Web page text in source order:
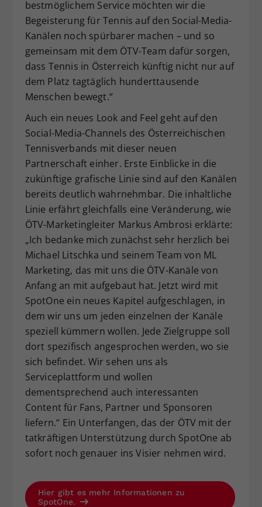
bestmöglichem Service möchten wir die
Begeisterung für Tennis auf den Social-Media-
Kanälen noch spürbarer machen – und so
gemeinsam mit dem ÖTV-Team dafür sorgen,
dass Tennis in Österreich künftig nicht nur auf
dem Platz tagtäglich hunderttausende
Menschen bewegt.“
Auch ein neues Look and Feel geht auf den
Social-Media-Channels des Österreichischen
Tennisverbands mit dieser neuen
Partnerschaft einher. Erste Einblicke in die
zukünftige grafische Linie sind auf den Kanälen
bereits deutlich wahrnehmbar. Die inhaltliche
Linie erfährt gleichfalls eine Veränderung, wie
ÖTV-Marketingleiter Markus Ambrosi erklärte:
„Ich bedanke mich zunächst sehr herzlich bei
Michael Litschka und seinem Team von ML
Marketing, das mit uns die ÖTV-Kanäle von
Anfang an mit aufgebaut hat. Jetzt wird mit
SpotOne ein neues Kapitel aufgeschlagen, in
dem wir uns um jeden einzelnen der Kanäle
speziell kümmern wollen. Jede Zielgruppe soll
dort spezifisch angesprochen werden, wo sie
sich befindet. Wir sehen uns als
Serviceplattform und wollen
dementsprechend auch interessanten
Content für Fans, Partner und Sponsoren
liefern.“ Ein Unterfangen, das der ÖTV mit der
tatkräftigen Unterstützung durch SpotOne ab
sofort noch genauer ins Visier nehmen wird.
Hier gibt es mehr Informationen zu
SpotOne.